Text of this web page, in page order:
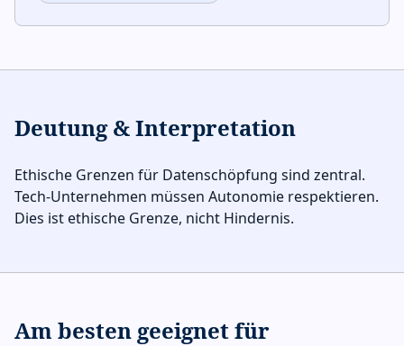
Deutung & Interpretation
Ethische Grenzen für Datenschöpfung sind zentral.
Tech-Unternehmen müssen Autonomie respektieren.
Dies ist ethische Grenze, nicht Hindernis.
Am besten geeignet für